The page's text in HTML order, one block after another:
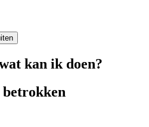
kan ik doen?
betrokken